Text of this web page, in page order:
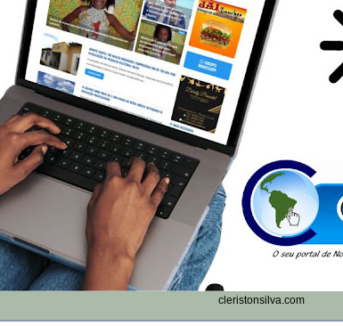
cleristonsilva.com